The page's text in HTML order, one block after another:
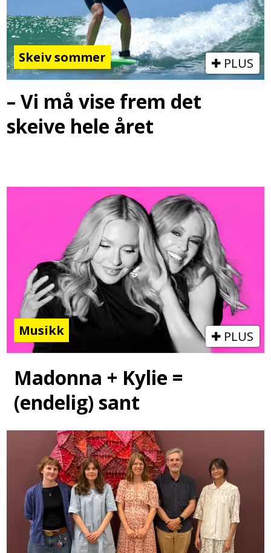
Skeiv sommer PLUS
– Vi må vise frem det
skeive hele året
Musikk PLUS
Madonna + Kylie =
(endelig) sant